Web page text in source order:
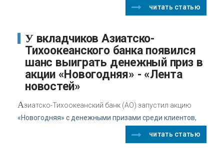
читать статью
У вкладчиков Азиатско-
Тихоокеанского банка появился
шанс выиграть денежный приз в
акции «Новогодняя» - «Лента
новостей»
Азиатско-Тихоокеанский банк (АО) запустил акцию
«Новогодняя» с денежными призами среди клиентов,
читать статью